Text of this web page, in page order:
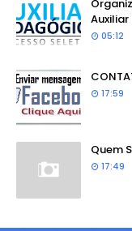
05:12
17:59
Quem
17:49